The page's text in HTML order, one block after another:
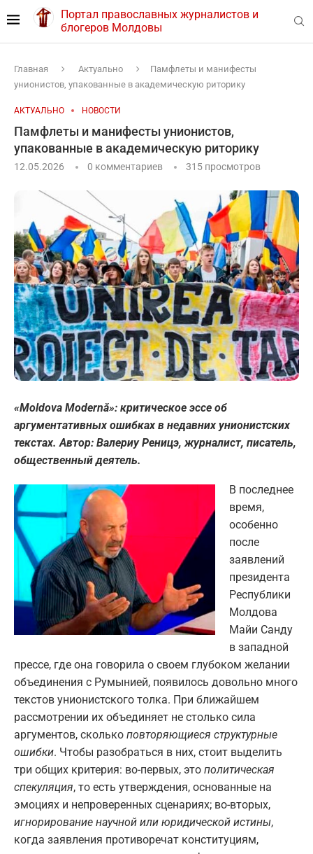
Портал православных журналистов и
блогеров Молдовы
Главная Актуально
Памфлеты и манифесты
унионистов, упакованные в академическую риторику
АКТУАЛЬНО НОВОСТИ
Памфлеты и манифесты унионистов,
упакованные в академическую риторику
12.05.2026 0 комментариев 315 просмотров
«Moldova Modernă»: критическое эссе об
аргументативных ошибках в недавних унионистских
текстах. Автор: Валериу Реницэ, журналист, писатель,
общественный деятель.
В последнее
время,
особенно
после
заявлений
президента
Республики
Молдова
Майи Санду
в западной
прессе, где она говорила о своем глубоком желании
объединения с Румынией, появилось довольно много
текстов унионистского толка. При ближайшем
рассмотрении их объединяет не столько сила
аргументов, сколько повторяющиеся структурные
ошибки. Чтобы разобраться в них, стоит выделить
три общих критерия: во-первых, это политическая
спекуляция, то есть утверждения, основанные на
эмоциях и непроверенных сценариях; во-вторых,
игнорирование научной или юридической истины,
когда заявления противоречат конституциям,